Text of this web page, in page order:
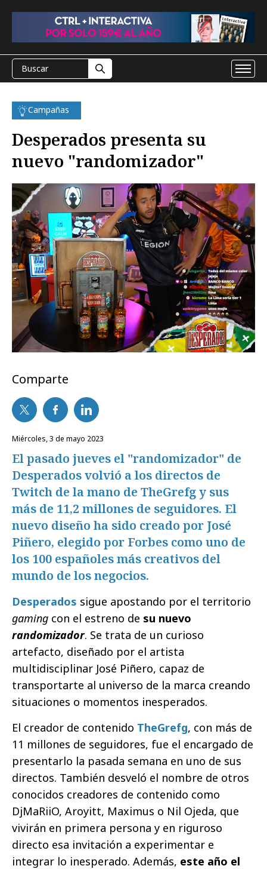
Campañas
Desperados presenta su
nuevo "randomizador"
Comparte
miércoles, 3 de mayo 2023
El pasado jueves el "randomizador" de
Desperados volvió a los directos de
Twitch de la mano de TheGrefg y sus
más de 11,2 millones de seguidores. El
nuevo diseño ha sido creado por José
Piñero, elegido por Forbes como uno de
los 100 españoles más creativos del
mundo de los negocios.
Desperados sigue apostando por el territorio
gaming con el estreno de su nuevo
randomizador. Se trata de un curioso
artefacto, diseñado por el artista
multidisciplinar José Piñero, capaz de
transportarte al universo de la marca creando
situaciones o momentos inesperados.
El creador de contenido TheGrefg, con más de
11 millones de seguidores, fue el encargado de
presentarlo la pasada semana en uno de sus
directos. También desveló el nombre de otros
conocidos creadores de contenido como
DjMaRiiO, Aroyitt, Maximus o Nil Ojeda, que
vivirán en primera persona y en riguroso
directo esa invitación a experimentar e
integrar lo inesperado. Además, este año el